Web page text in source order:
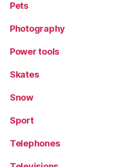
Pets
Photography
Power tools
Skates
Snow
Sport
Telephones